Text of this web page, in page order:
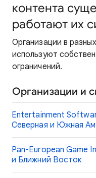
контента
работают их
Организации в
используют
ограничений.
Организации и
Entertainment
Северная и Южная
Pan-European Game
и Ближний Восток